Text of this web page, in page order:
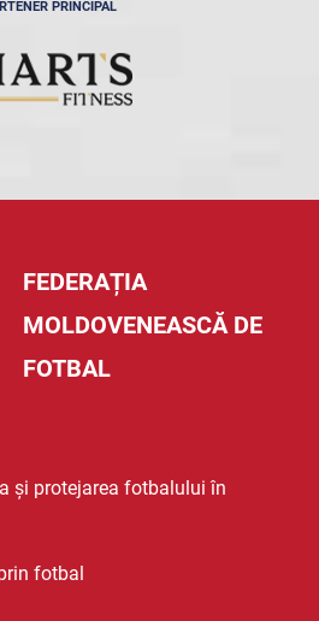
PRINCIPAL
FEDERAȚIA
MOLDOVENEASCĂ DE
FOTBAL
și protejarea fotbalului în
fotbal